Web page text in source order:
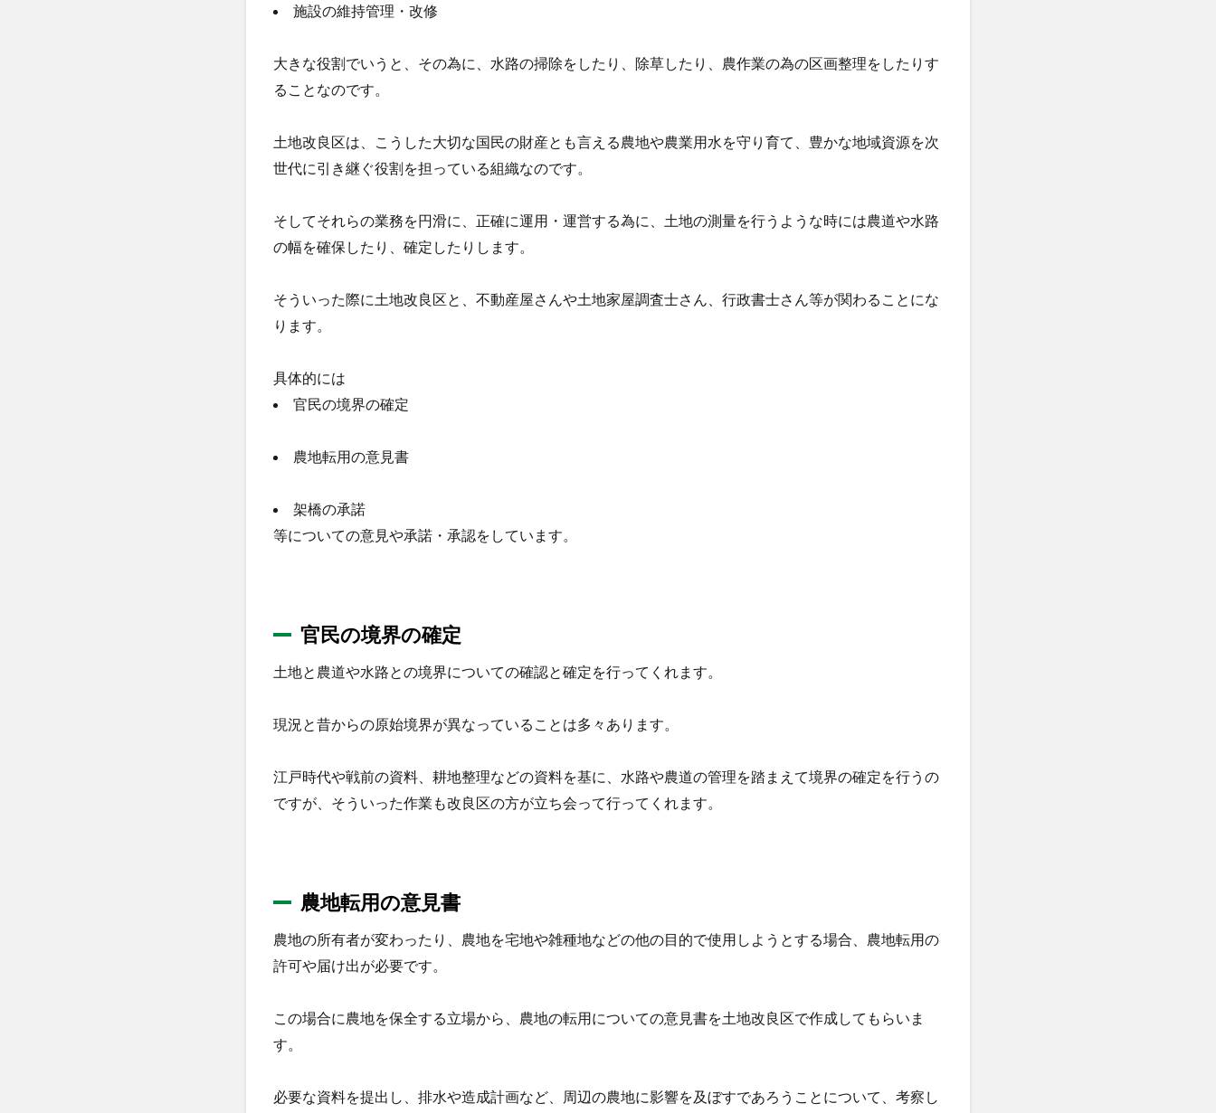
界の
1.2
農地
見書
1.3
の承
諾
施設の維持管理・改修
大きな役割でいうと、その為に、水路の掃除をしたり、除草したり、農作業の為の区画整理をしたりす
ることなのです。
土地改良区は、こうした大切な国民の財産とも言える農地や農業用水を守り育て、豊かな地域資源を次
世代に引き継ぐ役割を担っている組織なのです。
そしてそれらの業務を円滑に、正確に運用・運営する為に、土地の測量を行うような時には農道や水路
の幅を確保したり、確定したりします。
そういった際に土地改良区と、不動産屋さんや土地家屋調査士さん、行政書士さん等が関わることにな
ります。
具体的には
官民の境界の確定
農地転用の意見書
架橋の承諾
等についての意見や承諾・承認をしています。
官民の境界の確定
土地と農道や水路との境界についての確認と確定を行ってくれます。
現況と昔からの原始境界が異なっていることは多々あります。
江戸時代や戦前の資料、耕地整理などの資料を基に、水路や農道の管理を踏まえて境界の確定を行うの
ですが、そういった作業も改良区の方が立ち会って行ってくれます。
農地転用の意見書
農地の所有者が変わったり、農地を宅地や雑種地などの他の目的で使用しようとする場合、農地転用の
許可や届け出が必要です。
この場合に農地を保全する立場から、農地の転用についての意見書を土地改良区で作成してもらいま
す。
必要な資料を提出し、排水や造成計画など、周辺の農地に影響を及ぼすであろうことについて、考察し